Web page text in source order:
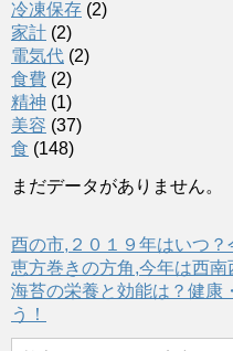
冷凍保存 (2)
家計 (2)
電気代 (2)
食費 (2)
精神 (1)
美容 (37)
食 (148)
まだデータがありません。
酉の市,２０１９年はいつ？
恵方巻きの方角,今年は西
海苔の栄養と効能は？健康
う！